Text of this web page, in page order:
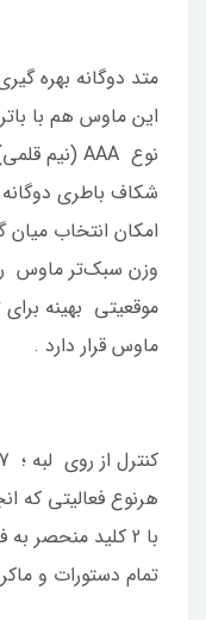
متد دوگانه بهره
نوع AAA (نیم قلمی) کار میکند.
شکاف باطری
امکان انتخاب میان
وزن سبک‌تر ماوس
موقعیتی بهینه
ماوس قرار دارد .
کنترل از روی لبه ؛ 7 کلید قابل برنامه ریزی
هرنوع فعالیتی که
با 2 کلید منحصر
تمام دستورات و